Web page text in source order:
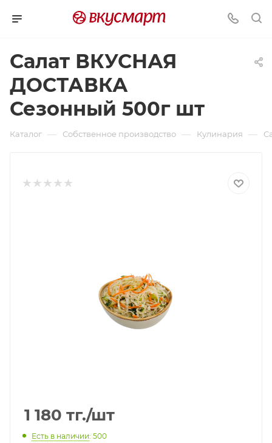
Салат ВКУСНАЯ
ДОСТАВКА
Сезонный 500г шт
Каталог — Собственное производство — Кулинария —
1 180 тг./шт
Есть в наличии: 500